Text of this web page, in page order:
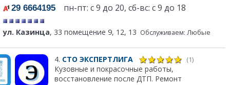
29 6664195 пн-пт: с 9 до 20, сб-вс: с 9 до 18
ул. Казинца, 33 помещение 9, 12, 13 Обслуживаем: Любые
4. СТО ЭКСПЕРТЛИГА (1)
Кузовные и покрасочные работы,
восстановление после ДТП. Ремонт